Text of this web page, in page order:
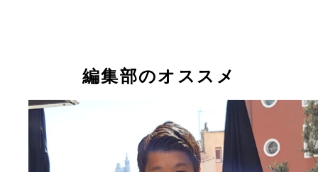
編集部のオススメ